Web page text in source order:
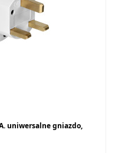
uniwersalne gniazdo,